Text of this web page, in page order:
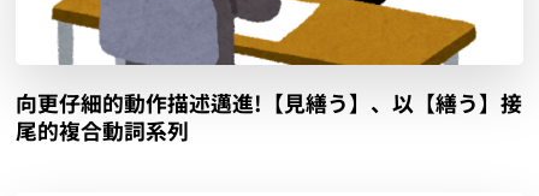
向更仔細的動作描述邁進!【見繕う】、以【繕う】接
尾的複合動詞系列